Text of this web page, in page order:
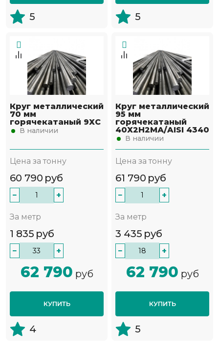
5 5
Круг металлический
70 мм
горячекатаный 9ХС
В наличии
Цена за тонну
60 790 руб
− +
За метр
1 835 руб
− +
62 790 руб
КУПИТЬ
4
Круг металлический
95 мм
горячекатаный
40Х2Н2МА/AISI 4340
В наличии
Цена за тонну
61 790 руб
− +
За метр
3 435 руб
− +
62 790 руб
КУПИТЬ
5